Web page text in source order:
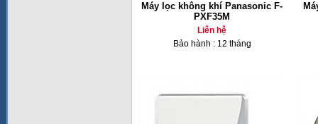
Máy lọc không khí Panasonic F-
PXF35M
Liên hệ
Bảo hành : 12 tháng